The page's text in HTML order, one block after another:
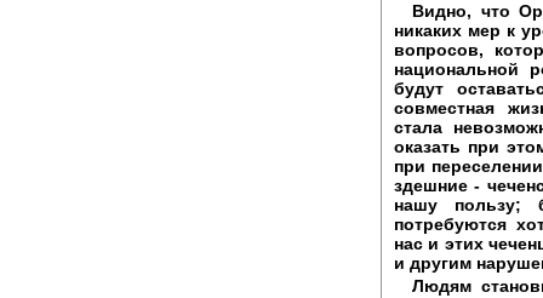
Видно, что
никаких мер к
вопросов,
национальной
будут
совместная
стала
оказать при
при
здешние -
нашу пользу;
потребуются
нас и этих
и другим
Людям